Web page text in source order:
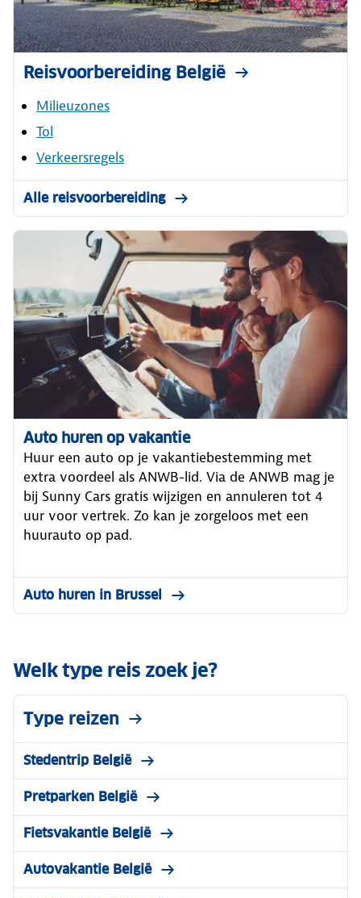
Reisvoorbereiding België
Milieuzones
Tol
Verkeersregels
Alle reisvoorbereiding
Auto huren op vakantie
Huur een auto op je vakantiebestemming met
extra voordeel als ANWB-lid. Via de ANWB mag je
bij Sunny Cars gratis wijzigen en annuleren tot 4
uur voor vertrek. Zo kan je zorgeloos met een
huurauto op pad.
Auto huren in Brussel
Welk type reis zoek je?
Type reizen
Stedentrip België
Pretparken België
Fietsvakantie België
Autovakantie België